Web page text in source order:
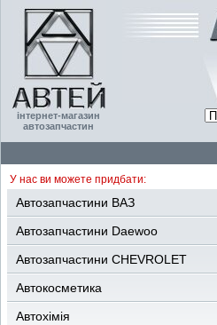
інтернет-магазин
автозапчастин
У нас ви можете придбати:
Автозапчастини ВАЗ
Автозапчастини Daewoo
Автозапчастини CHEVROLET
Автокосметика
Автохімія